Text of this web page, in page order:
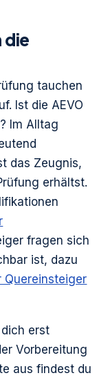
die
tauchen
Ist die AEVO
Im Alltag
das Zeugnis,
erhältst.
fragen sich
ist, dazu
Quereinsteiger
erst
Vorbereitung
aus findest du